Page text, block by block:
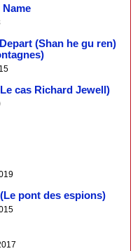
Name
(Shan he gu ren)
cas Richard Jewell)
pont des espions)